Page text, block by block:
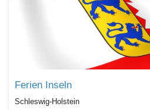
Ferien Inseln
Schleswig-Holstein